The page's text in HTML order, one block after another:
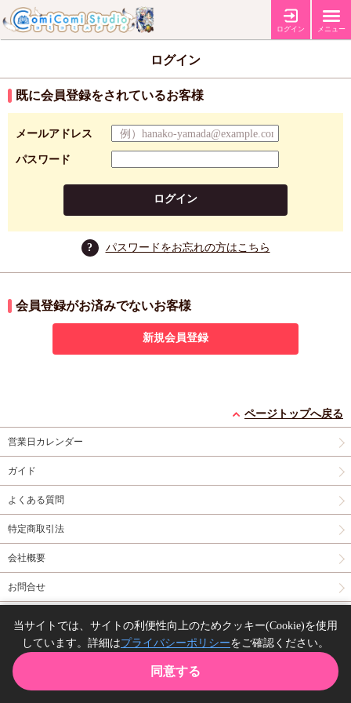
ログイン メニュー
ログイン
既に会員登録をされているお客様
メールアドレス
パスワード
ログイン
? パスワードをお忘れの方はこちら
会員登録がお済みでないお客様
新規会員登録
ページトップへ戻る
営業日カレンダー
ガイド
よくある質問
特定商取引法
会社概要
お問合せ
Copyright(C) comicomi studio. All right reserved.
当サイトでは、サイトの利便性向上のためクッキー(Cookie)を使用
しています。詳細はプライバシーポリシーをご確認ください。
同意する